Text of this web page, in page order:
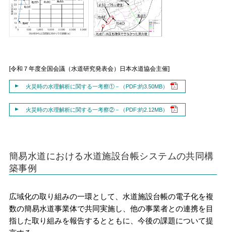
[令和７年度全国会議（水道研究発表会）日本水道協会主催]
火災時の水理解析に関する一考察①－（PDF:約3.50MB）
火災時の水理解析に関する一考察②－（PDF:約2.12MB）
簡易水道における水道施設台帳システムの共同構
築事例
広域化の取り組みの一環として、水道施設台帳の電子化を複
数の簡易水道事業体で共同実施し、他の事業者との連携を目
指した取り組みを報告するとともに、今後の課題について提